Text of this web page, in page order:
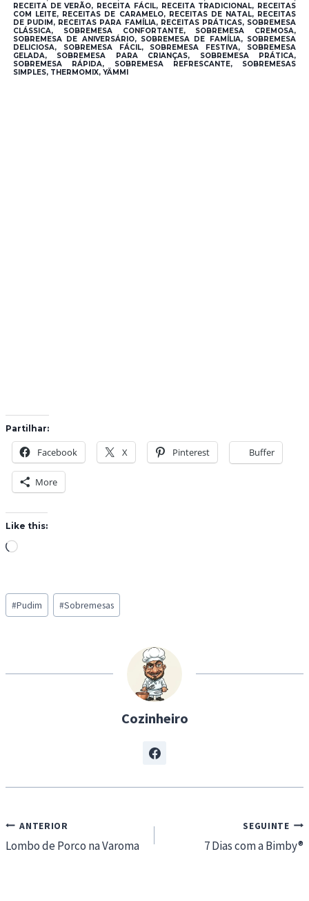
RECEITA DE VERÃO, RECEITA FÁCIL, RECEITA TRADICIONAL, RECEITAS
COM LEITE, RECEITAS DE CARAMELO, RECEITAS DE NATAL, RECEITAS
DE PUDIM, RECEITAS PARA FAMÍLIA, RECEITAS PRÁTICAS, SOBREMESA
CLÁSSICA, SOBREMESA CONFORTANTE, SOBREMESA CREMOSA,
SOBREMESA DE ANIVERSÁRIO, SOBREMESA DE FAMÍLIA, SOBREMESA
DELICIOSA, SOBREMESA FÁCIL, SOBREMESA FESTIVA, SOBREMESA
GELADA, SOBREMESA PARA CRIANÇAS, SOBREMESA PRÁTICA,
SOBREMESA RÁPIDA, SOBREMESA REFRESCANTE, SOBREMESAS
SIMPLES, THERMOMIX, YÄMMI
Partilhar:
Facebook X Pinterest Buffer
More
Like this:
L
d
i
…
Post
Tags:
#Pudim #Sobremesas
Cozinheiro
Navegação
de
ANTERIOR
Lombo de Porco na Varoma
SEGUINTE
7 Dias com a Bimby®